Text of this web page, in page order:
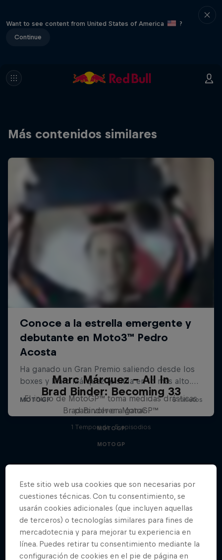
Want to see content from United States of America
?
Continue
Más contenidos similares
Brad Binder: Becoming 33
Brad Binder en MotoGP™
MOTOGP
Marc Márquez – All In
El inicio de MotoGP™ toma medidas drásticas
para volver a ganar.
1 Temporada · 5 episodios
MOTOGP
Este sitio web usa cookies que son necesarias por
cuestiones técnicas. Con tu consentimiento, se
usarán cookies adicionales (que incluyen aquellas
de terceros) o tecnologías similares para fines de
mercadotecnia y para mejorar tu experiencia en
línea. Puedes retirar tu consentimiento mediante la
configuración de cookies en el pie de página en